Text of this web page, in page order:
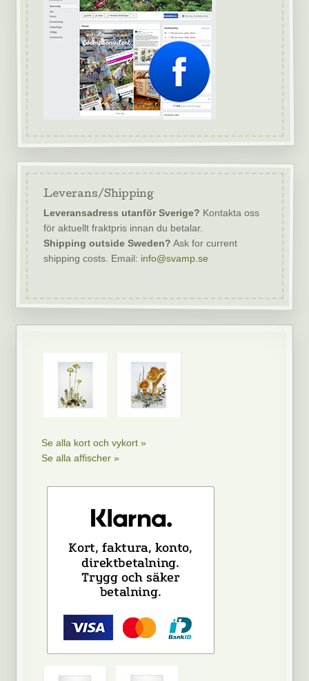
Leverans/Shipping
Leveransadress utanför Sverige? Kontakta oss
för aktuellt fraktpris innan du betalar.
Shipping outside Sweden? Ask for current
shipping costs. Email: info@svamp.se
Se alla kort och vykort »
Se alla affischer »